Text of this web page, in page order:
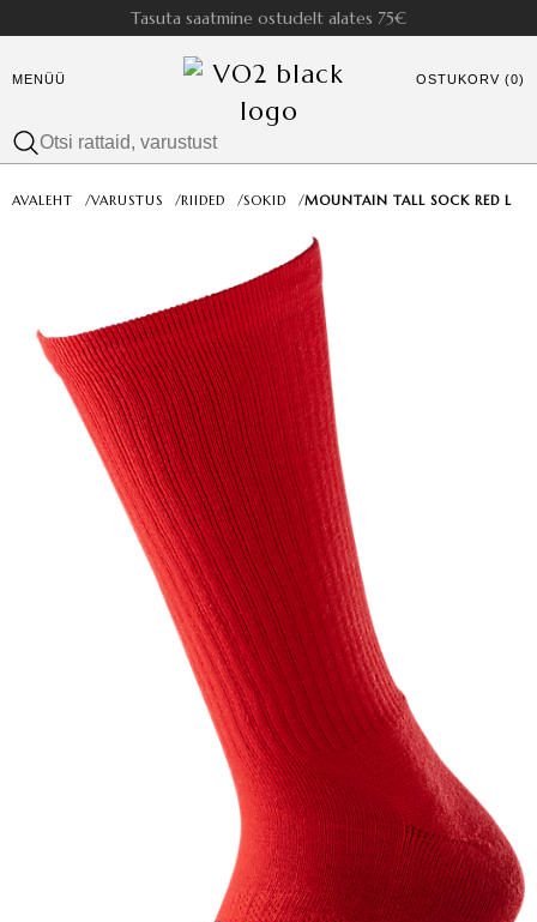
Tasuta saatmine ostudelt alates 75€
MENÜÜ OSTUKORV (0)
AVALEHT /VARUSTUS /RIIDED /SOKID /MOUNTAIN TALL SOCK RED L